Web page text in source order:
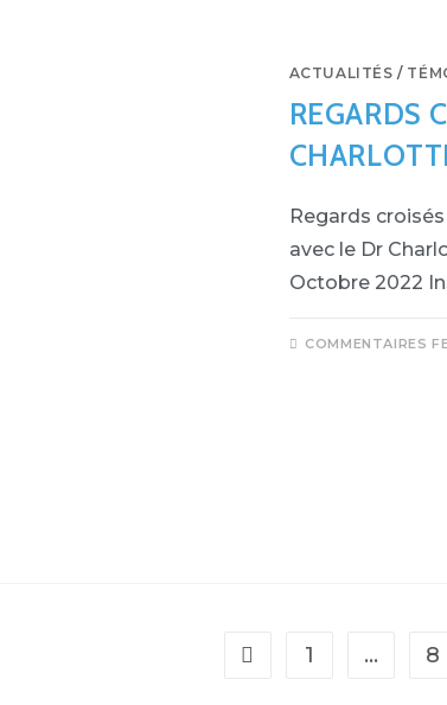
ACTUALITÉS /
REGARDS
Regards
avec le Dr
Octobre 2022
COMMENTAIRES
1 … 8